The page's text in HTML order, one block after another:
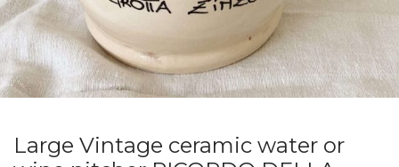
Large Vintage ceramic water or